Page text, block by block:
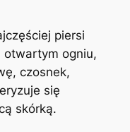
piersi
otwartym ogniu,
czosnek,
się
skórką.